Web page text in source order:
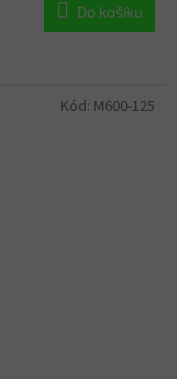
Do košíku
Kód: M600-125